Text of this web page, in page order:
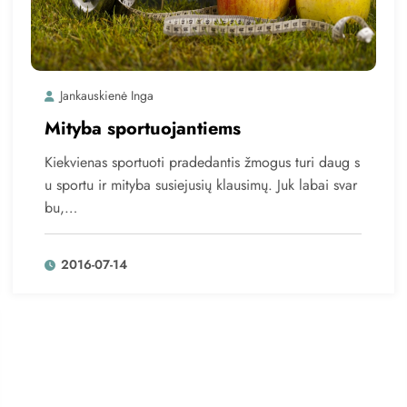
Jankauskienė Inga
Mityba sportuojantiems
Kiekvienas sportuoti pradedantis žmogus turi daug s
u sportu ir mityba susiejusių klausimų. Juk labai svar
bu,…
2016-07-14